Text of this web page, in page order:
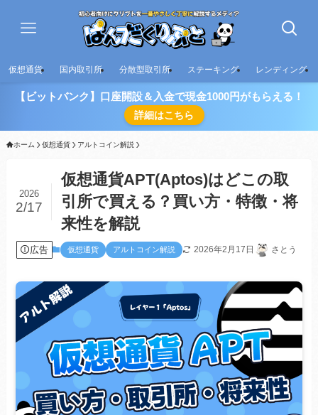
仮想通貨 国内取引所 分散型取引所 ステーキング レンディング
【ビットバンク】口座開設＆入金で現金1000円がもらえる！
詳細はこちら
ホーム 仮想通貨 アルトコイン解説
仮想通貨APT(Aptos)はどこの取
引所で買える？買い方・特徴・将
来性を解説
2026
2/17
広告 仮想通貨 アルトコイン解説 2026年2月17日 さとう